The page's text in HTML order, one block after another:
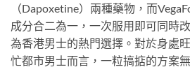
（Dapoxetine）兩種藥物，而
成分合二為一，一次服用即可同時
為香港男士的熱門選擇。對於身處
忙都市男士而言，一粒搞掂的方案